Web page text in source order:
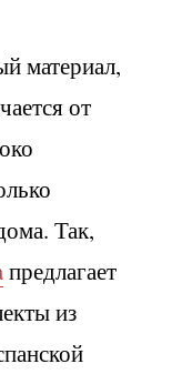
материал,
от
Так,
предлагает
из